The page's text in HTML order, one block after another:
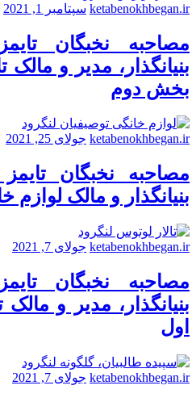
ketabenokhbegan.ir سپتامبر 1, 2021
مصاحبه نخبگان
بنیانگذار، مدیر و مالک
بخش دوم
ketabenokhbegan.ir جولای 25, 2021
مصاحبه نخبگان
بنیانگذار و مالک لوازم
ketabenokhbegan.ir جولای 7, 2021
مصاحبه نخبگان
بنیانگذار، مدیر و
اول
ketabenokhbegan.ir جولای 7, 2021